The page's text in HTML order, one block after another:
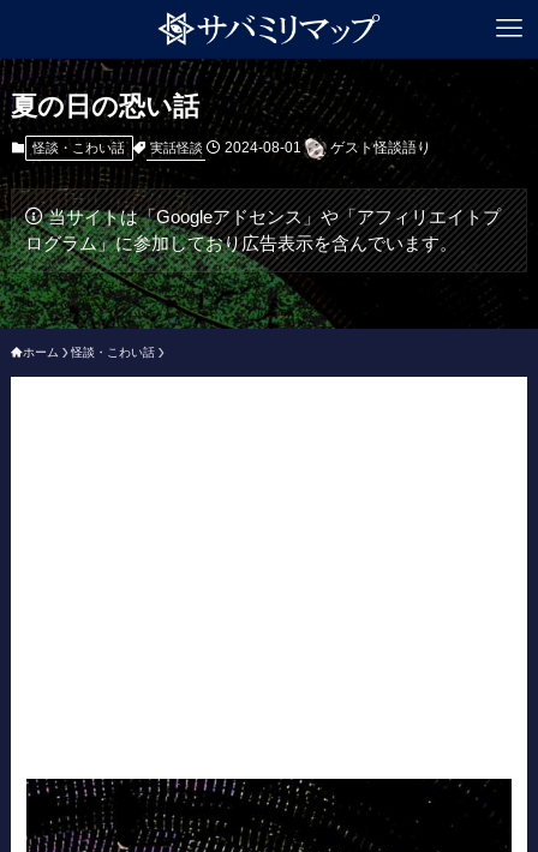
夏の日の恐い話
怪談・こわい話 実話怪談 2024-08-01 ゲスト怪談語り
当サイトは「Googleアドセンス」や「アフィリエイトプ
ログラム」に参加しており広告表示を含んでいます。
ホーム 怪談・こわい話